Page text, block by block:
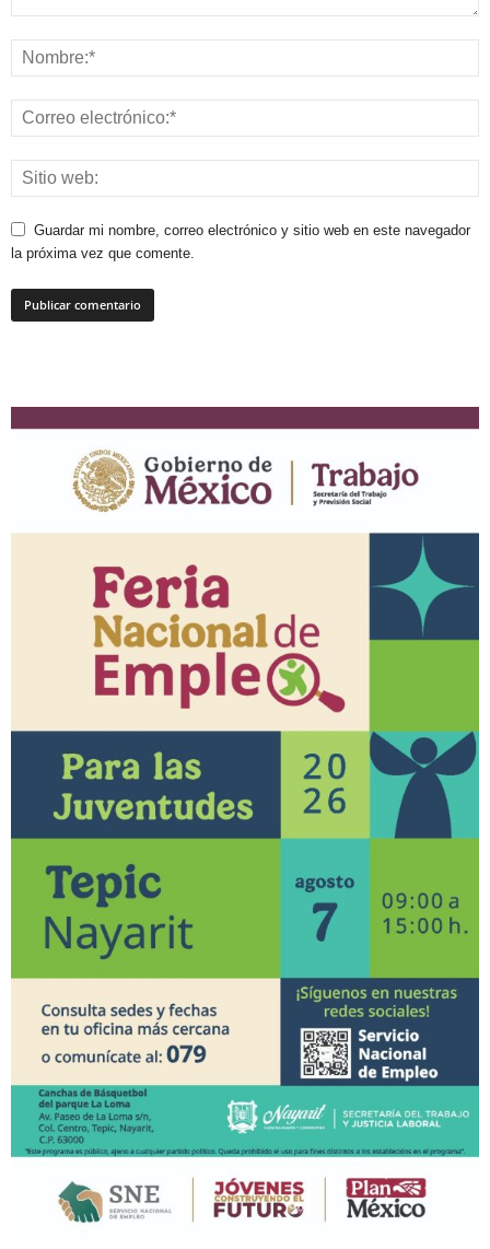
Guardar mi nombre, correo electrónico y sitio web en este navegador
la próxima vez que comente.